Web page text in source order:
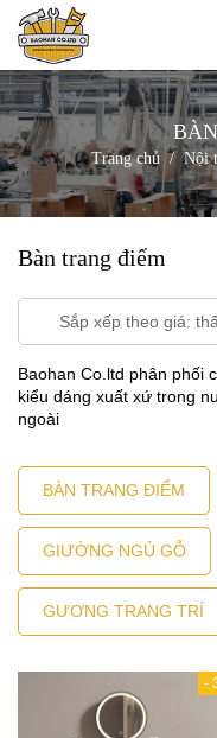
TRANG CHỦ
GIỚI THIỆU
SẢN PHẨM
DỰ ÁN
LIÊN HỆ
Trang chủ Nội
Bàn trang điểm
Baohan Co.ltd phân phối
kiểu dáng xuất xứ trong
ngoài
BÀN TRANG ĐIỂM
GIƯỜNG NGỦ GỖ
GƯƠNG TRANG TRÍ
-